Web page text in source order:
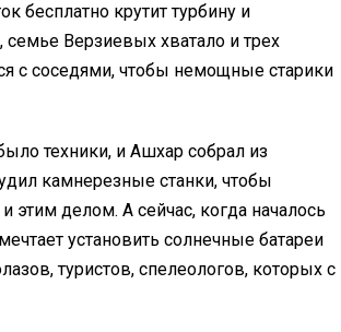
бесплатно крутит турбину и
Верзиевых хватало и трех
с соседями, чтобы немощные старики
техники, и Ашхар собрал из
камнерезные станки, чтобы
этим делом. А сейчас, когда началось
установить солнечные батареи
туристов, спелеологов, которых с